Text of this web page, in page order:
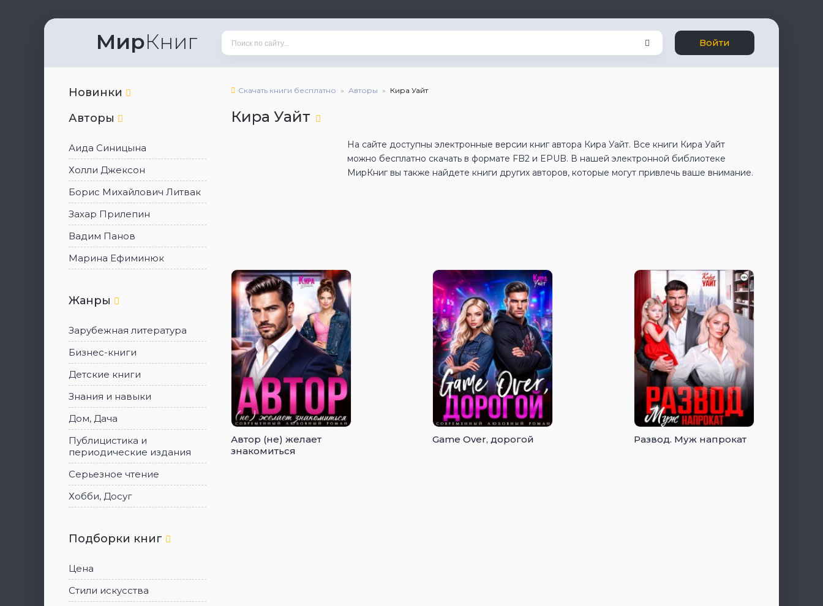
МирКниг Войти
Новинки
Авторы
Аида Синицына
Холли Джексон
Борис Михайлович Литвак
Захар Прилепин
Вадим Панов
Марина Ефиминюк
Жанры
Зарубежная литература
Бизнес-книги
Детские книги
Знания и навыки
Дом, Дача
Публицистика и
периодические издания
Серьезное чтение
Хобби, Досуг
Подборки книг
Цена
Стили искусства
Скачать книги бесплатно Авторы Кира Уайт
Кира Уайт
На сайте доступны электронные версии книг автора Кира Уайт. Все книги Кира Уайт
можно бесплатно скачать в формате FB2 и EPUB. В нашей электронной библиотеке
МирКниг вы также найдете книги других авторов, которые могут привлечь ваше внимание.
Автор (не) желает
знакомиться
Game Over, дорогой Развод. Муж напрокат